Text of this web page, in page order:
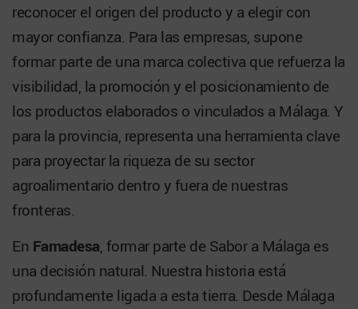
reconocer el origen del producto y a elegir con
mayor confianza. Para las empresas, supone
formar parte de una marca colectiva que refuerza la
visibilidad, la promoción y el posicionamiento de
los productos elaborados o vinculados a Málaga. Y
para la provincia, representa una herramienta clave
para proyectar la riqueza de su sector
agroalimentario dentro y fuera de nuestras
fronteras.
En Famadesa, formar parte de Sabor a Málaga es
una decisión natural. Nuestra historia está
profundamente ligada a esta tierra. Desde Málaga